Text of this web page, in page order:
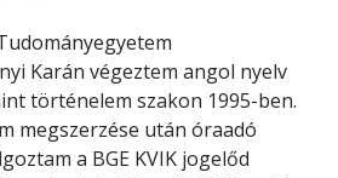
Karán végeztem angol nyelv
történelem szakon 1995-ben.
megszerzése után óraadó
a BGE KVIK jogelőd